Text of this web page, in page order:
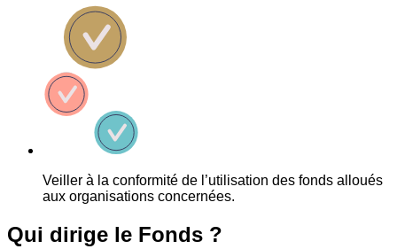
Veiller à la conformité de l’utilisation des fonds alloués
aux organisations concernées.
Qui dirige le Fonds ?